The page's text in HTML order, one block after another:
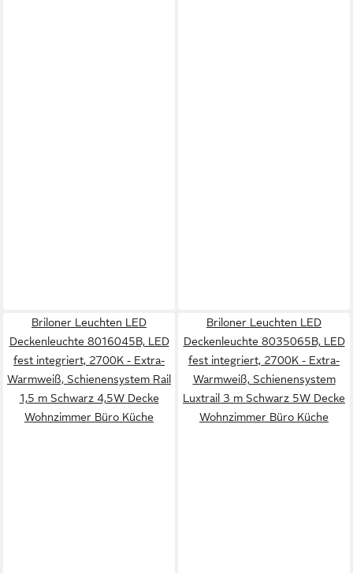
Briloner Leuchten LED
Deckenleuchte 8016045B, LED
fest integriert, 2700K - Extra-
Warmweiß, Schienensystem Rail
1,5 m Schwarz 4,5W Decke
Wohnzimmer Büro Küche
Briloner Leuchten LED
Deckenleuchte 8035065B, LED
fest integriert, 2700K - Extra-
Warmweiß, Schienensystem
Luxtrail 3 m Schwarz 5W Decke
Wohnzimmer Büro Küche